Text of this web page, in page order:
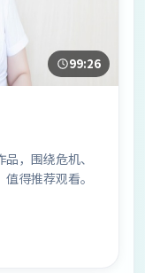
99:26
，围绕危机、
得推荐观看。